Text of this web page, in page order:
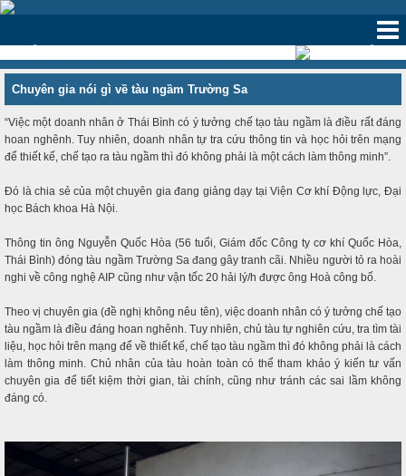
‹ ›
Chuyên gia nói gì về tàu ngầm Trường Sa
“Việc một doanh nhân ở Thái Bình có ý tưởng chế tạo tàu ngầm là điều rất đáng
hoan nghênh. Tuy nhiên, doanh nhân tự tra cứu thông tin và học hỏi trên mạng
để thiết kế, chế tạo ra tàu ngầm thì đó không phải là một cách làm thông minh”.
Đó là chia sẻ của một chuyên gia đang giảng dạy tại Viện Cơ khí Động lực, Đại
học Bách khoa Hà Nội.
Thông tin ông Nguyễn Quốc Hòa (56 tuổi, Giám đốc Công ty cơ khí Quốc Hòa,
Thái Bình) đóng tàu ngầm Trường Sa đang gây tranh cãi. Nhiều người tỏ ra hoài
nghi về công nghệ AIP cũng như vận tốc 20 hải lý/h được ông Hoà công bố.
Theo vị chuyên gia (đề nghị không nêu tên), việc doanh nhân có ý tưởng chế tạo
tàu ngầm là điều đáng hoan nghênh. Tuy nhiên, chủ tàu tự nghiên cứu, tra tìm tài
liệu, học hỏi trên mạng để về thiết kế, chế tạo tàu ngầm thì đó không phải là cách
làm thông minh. Chủ nhân của tàu hoàn toàn có thể tham khảo ý kiến tư vấn
chuyên gia để tiết kiệm thời gian, tài chính, cũng như tránh các sai lầm không
đáng có.